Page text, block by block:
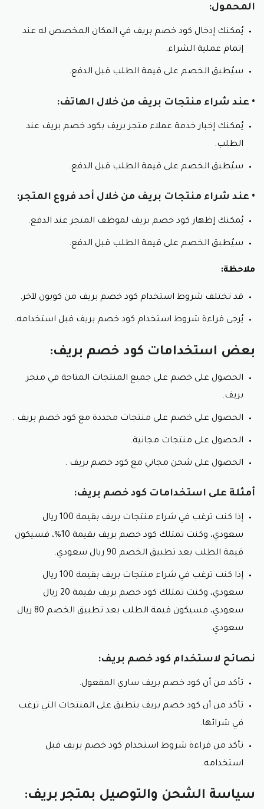
مختلف المنتجات.
تنوع الكوبونات:
يُقدم متجر بريف مجموعة متنوعة من كود خصم بريف، مما
يمكن استخدام كود خصم بريف أكثر من مرة، مما يُتيح
يمكن الوصول إلى كود خصم بريف بسهولة من خلال مواقع
الويب الإلكترونية التي تُقدم كوبونات خصم، مثل موقع كوبون
وفر، موقع كوبونافا، وموقع يوفر.
للمستخدمين التأكد من حصولهم على منتجات جيدة
بأسعار مناسبة مع كود خصم بريف .
يُقدم متجر بريف خدمة عملاء مميزة، مما يُساعد
الشراء.
ملاحظة:
قد تختلف شروط استخدام كود خصم بريف من كوبون
استخدامه.
المحمول:
يُمكنك إدخال كود خصم بريف في المكان المخصص له عند
إتمام عملية الشراء.
سيُطبق الخصم على قيمة الطلب قبل الدفع.
• عند شراء منتجات بريف من خلال الهاتف:
يُمكنك إخبار خدمة عملاء متجر بريف بكود خصم بريف عند
الطلب.
سيُطبق الخصم على قيمة الطلب قبل الدفع.
• عند شراء منتجات بريف من خلال أحد فروع المتجر:
يُمكنك إظهار كود خصم بريف لموظف المتجر عند الدفع.
سيُطبق الخصم على قيمة الطلب قبل الدفع.
ملاحظة:
قد تختلف شروط استخدام كود خصم بريف من كوبون لآخر.
يُرجى قراءة شروط استخدام كود خصم بريف قبل استخدامه.
بعض استخدامات كود خصم بريف:
الحصول على خصم على جميع المنتجات المتاحة في متجر
بريف.
الحصول على خصم على منتجات محددة مع كود خصم بريف .
الحصول على منتجات مجانية.
الحصول على شحن مجاني مع كود خصم بريف .
أمثلة على استخدامات كود خصم بريف:
إذا كنت ترغب في شراء منتجات بريف بقيمة 100 ريال
سعودي، وكنت تمتلك كود خصم بريف بقيمة 10%، فسيكون
قيمة الطلب بعد تطبيق الخصم 90 ريال سعودي.
إذا كنت ترغب في شراء منتجات بريف بقيمة 100 ريال
سعودي، وكنت تمتلك كود خصم بريف بقيمة 20 ريال
سعودي، فسيكون قيمة الطلب بعد تطبيق الخصم 80 ريال
سعودي.
نصائح لاستخدام كود خصم بريف:
تأكد من أن كود خصم بريف ساري المفعول.
تأكد من أن كود خصم بريف ينطبق على المنتجات التي ترغب
في شرائها.
تأكد من قراءة شروط استخدام كود خصم بريف قبل
استخدامه.
سياسة الشحن والتوصيل بمتجر بريف: